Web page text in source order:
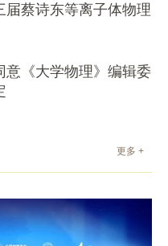
届蔡诗东等离子体物理
意《大学物理》编辑委
更多 +